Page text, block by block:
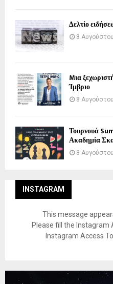
Δελτίο
8
Mια
Ίμβριο
8
Τουρνουά
Ακαδημία
8
INSTAGRAM
This message
Please fill the Instagram
Instagram Access